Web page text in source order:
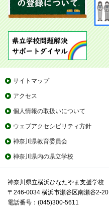
サイトマップ
アクセス
個人情報の取扱いについて
ウェブアクセシビリティ方針
神奈川県教育委員会
神奈川県内の県立学校
神奈川県立横浜ひなたやま支援学校
〒246-0034 横浜市瀬谷区南瀬谷2-20
電話番号：(045)300-5611